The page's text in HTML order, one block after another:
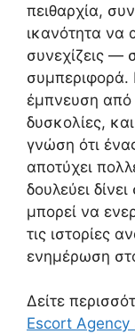
πειθαρχία,
ικανότητα να
συνεχίζεις —
συμπεριφορά.
έμπνευση από
δυσκολίες,
γνώση ότι
αποτύχει
δουλεύει
μπορεί να
τις ιστορίες
ενημέρωση
Δείτε
Escort Agency